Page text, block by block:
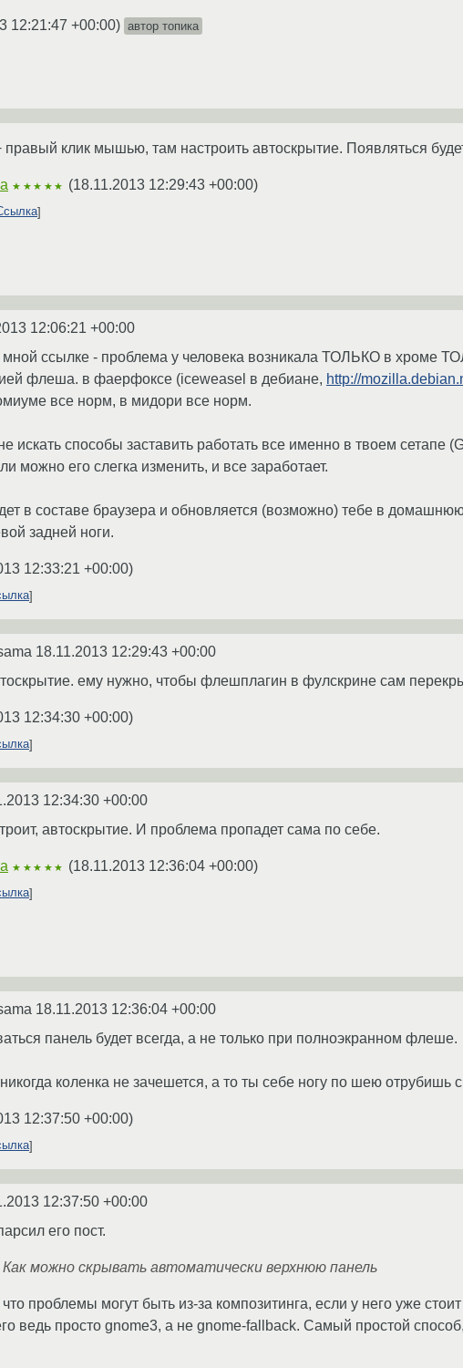
12:21:47 +00:00) автор топика
правый клик мышью, там настроить автоскрытие. Появляться
★★★★★ (18.11.2013 12:29:43 +00:00)
12:06:21 +00:00
ссылке - проблема у человека возникала ТОЛЬКО в хроме
флеша. в фаерфоксе (iceweasel в дебиане, http://
все норм, в мидори все норм.
искать способы заставить работать все именно в твоем сетапе
можно его слегка изменить, и все заработает.
в составе браузера и обновляется (возможно) тебе в
задней ноги.
12:33:21 +00:00)
18.11.2013 12:29:43 +00:00
ему нужно, чтобы флешплагин в фулскрине сам
12:34:30 +00:00)
12:34:30 +00:00
автоскрытие. И проблема пропадет сама по себе.
★★★★★ (18.11.2013 12:36:04 +00:00)
18.11.2013 12:36:04 +00:00
панель будет всегда, а не только при полноэкранном флеше.
коленка не зачешется, а то ты себе ногу по шею отрубишь
12:37:50 +00:00)
12:37:50 +00:00
его пост.
можно скрывать автоматически верхнюю панель
проблемы могут быть из-за композитинга, если у него уже
ведь просто gnome3, а не gnome-fallback. Самый простой